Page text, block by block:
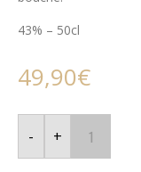
43% – 50cl
49,90€
-
quantité
Whisky
-
+